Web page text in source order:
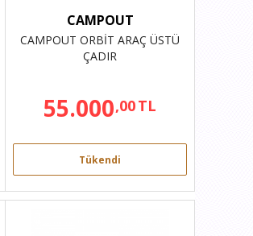
CAMPOUT
CAMPOUT ORBİT ARAÇ ÜSTÜ
ÇADIR
55.000,00TL
Tükendi